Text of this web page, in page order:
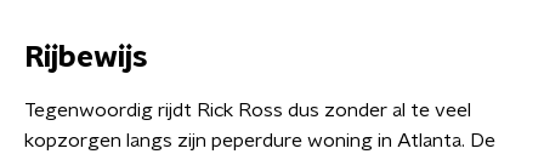
Rijbewijs
Tegenwoordig rijdt Rick Ross dus zonder al te veel
kopzorgen langs zijn peperdure woning in Atlanta. De